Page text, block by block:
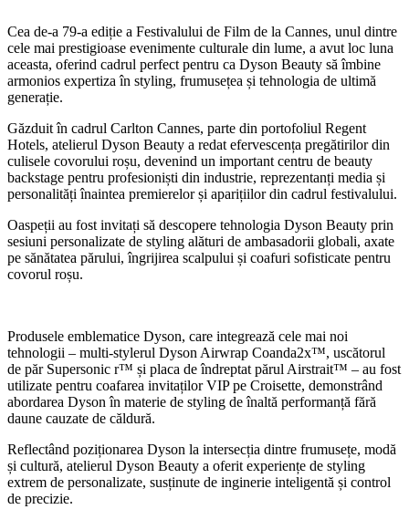
Cea de-a 79-a ediție a Festivalului de Film de la Cannes, unul dintre
cele mai prestigioase evenimente culturale din lume, a avut loc luna
aceasta, oferind cadrul perfect pentru ca Dyson Beauty să îmbine
armonios expertiza în styling, frumusețea și tehnologia de ultimă
generație.
Găzduit în cadrul Carlton Cannes, parte din portofoliul Regent
Hotels, atelierul Dyson Beauty a redat efervescența pregătirilor din
culisele covorului roșu, devenind un important centru de beauty
backstage pentru profesioniști din industrie, reprezentanți media și
personalități înaintea premierelor și aparițiilor din cadrul festivalului.
Oaspeții au fost invitați să descopere tehnologia Dyson Beauty prin
sesiuni personalizate de styling alături de ambasadorii globali, axate
pe sănătatea părului, îngrijirea scalpului și coafuri sofisticate pentru
covorul roșu.
Produsele emblematice Dyson, care integrează cele mai noi
tehnologii – multi-stylerul Dyson Airwrap Coanda2x™, uscătorul
de păr Supersonic r™ și placa de îndreptat părul Airstrait™ – au fost
utilizate pentru coafarea invitaților VIP pe Croisette, demonstrând
abordarea Dyson în materie de styling de înaltă performanță fără
daune cauzate de căldură.
Reflectând poziționarea Dyson la intersecția dintre frumusețe, modă
și cultură, atelierul Dyson Beauty a oferit experiențe de styling
extrem de personalizate, susținute de inginerie inteligentă și control
de precizie.